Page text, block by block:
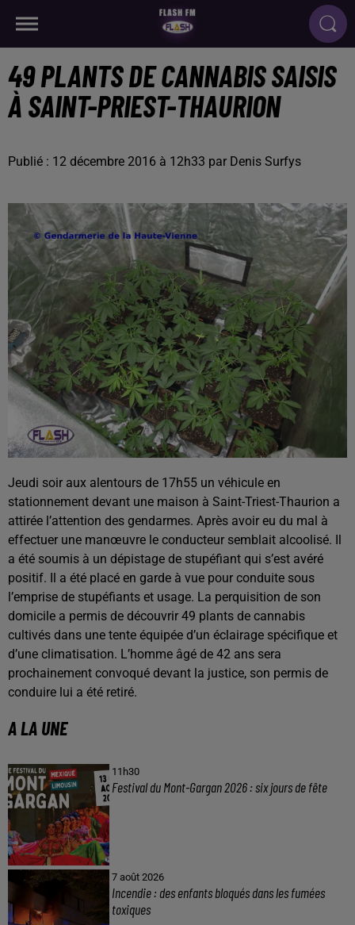
49 PLANTS DE CANNABIS SAISIS
À SAINT-PRIEST-THAURION
Publié : 12 décembre 2016 à 12h33 par Denis Surfys
Jeudi soir aux alentours de 17h55 un véhicule en
stationnement devant une maison à Saint-Triest-Thaurion a
attirée l’attention des gendarmes. Après avoir eu du mal à
effectuer une manœuvre le conducteur semblait alcoolisé. Il
a été soumis à un dépistage de stupéfiant qui s’est avéré
positif. Il a été placé en garde à vue pour conduite sous
l’emprise de stupéfiants et usage. La perquisition de son
domicile a permis de découvrir 49 plants de cannabis
cultivés dans une tente équipée d’un éclairage spécifique et
d’une climatisation. L’homme âgé de 42 ans sera
prochainement convoqué devant la justice, son permis de
conduire lui a été retiré.
A LA UNE
11h30
Festival du Mont-Gargan 2026 : six jours de fête
7 août 2026
Incendie : des enfants bloqués dans les fumées
toxiques